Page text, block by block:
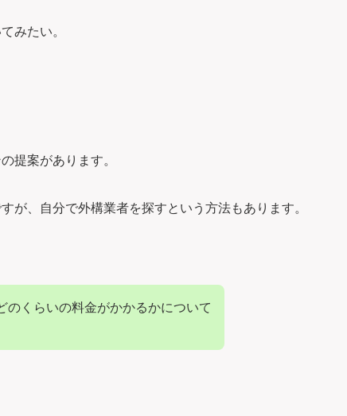
みたい。
提案があります。
が、自分で外構業者を探すという方法もあります。
のくらいの料金がかかるかについて